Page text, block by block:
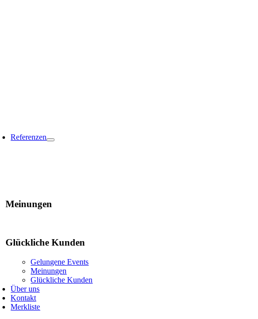
Referenzen
Meinungen
Glückliche Kunden
Gelungene Events
Meinungen
Glückliche Kunden
Über uns
Kontakt
Merkliste